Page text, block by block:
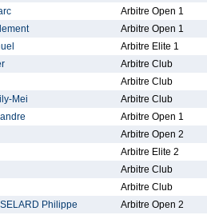
Arbitre Open 1
Arbitre Open 1
Arbitre Elite 1
Arbitre Club
Arbitre Club
Mei
Arbitre Club
Arbitre Open 1
Arbitre Open 2
Arbitre Elite 2
Arbitre Club
Arbitre Club
Philippe
Arbitre Open 2